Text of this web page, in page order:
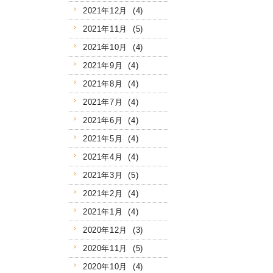
2021年12月 (4)
2021年11月 (5)
2021年10月 (4)
2021年9月 (4)
2021年8月 (4)
2021年7月 (4)
2021年6月 (4)
2021年5月 (4)
2021年4月 (4)
2021年3月 (5)
2021年2月 (4)
2021年1月 (4)
2020年12月 (3)
2020年11月 (5)
2020年10月 (4)